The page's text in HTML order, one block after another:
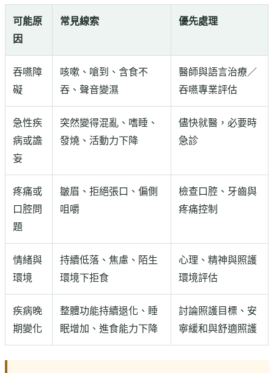
可能原
因
常見線索 優先處理
吞嚥障
礙
咳嗽、嗆到、含食不
吞、聲音變濕
醫師與語言治療／
吞嚥專業評估
急性疾
病或譫
妄
突然變得混亂、嗜睡、
發燒、活動力下降
儘快就醫，必要時
急診
疼痛或
口腔問
題
皺眉、拒絕張口、偏側
咀嚼
檢查口腔、牙齒與
疼痛控制
情緒與
環境
持續低落、焦慮、陌生
環境下拒食
心理、精神與照護
環境評估
疾病晚
期變化
整體功能持續退化、睡
眠增加、進食能力下降
討論照護目標、安
寧緩和與舒適照護